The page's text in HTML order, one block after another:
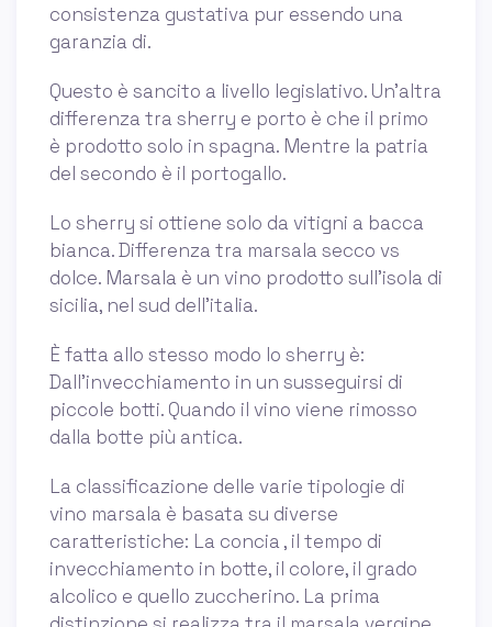
consistenza gustativa pur essendo una
garanzia di.
Questo è sancito a livello legislativo. Un'altra
differenza tra sherry e porto è che il primo
è prodotto solo in spagna. Mentre la patria
del secondo è il portogallo.
Lo sherry si ottiene solo da vitigni a bacca
bianca. Differenza tra marsala secco vs
dolce. Marsala è un vino prodotto sull'isola di
sicilia, nel sud dell'italia.
È fatta allo stesso modo lo sherry è:
Dall'invecchiamento in un susseguirsi di
piccole botti. Quando il vino viene rimosso
dalla botte più antica.
La classificazione delle varie tipologie di
vino marsala è basata su diverse
caratteristiche: La concia , il tempo di
invecchiamento in botte, il colore, il grado
alcolico e quello zuccherino. La prima